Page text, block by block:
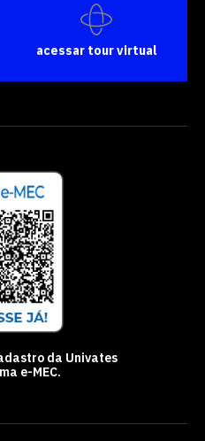
acessar tour virtual
da Univates
e-MEC.